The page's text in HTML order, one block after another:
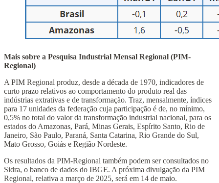
Mais sobre a Pesquisa Industrial Mensal Regional (PIM-
Regional)
A PIM Regional produz, desde a década de 1970, indicadores de
curto prazo relativos ao comportamento do produto real das
indústrias extrativas e de transformação. Traz, mensalmente, índices
para 17 unidades da federação cuja participação é de, no mínimo,
0,5% no total do valor da transformação industrial nacional, para os
estados do Amazonas, Pará, Minas Gerais, Espírito Santo, Rio de
Janeiro, São Paulo, Paraná, Santa Catarina, Rio Grande do Sul,
Mato Grosso, Goiás e Região Nordeste.
Os resultados da PIM-Regional também podem ser consultados no
Sidra, o banco de dados do IBGE. A próxima divulgação da PIM
Regional, relativa a março de 2025, será em 14 de maio.